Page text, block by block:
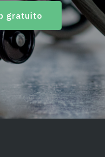
gratuito